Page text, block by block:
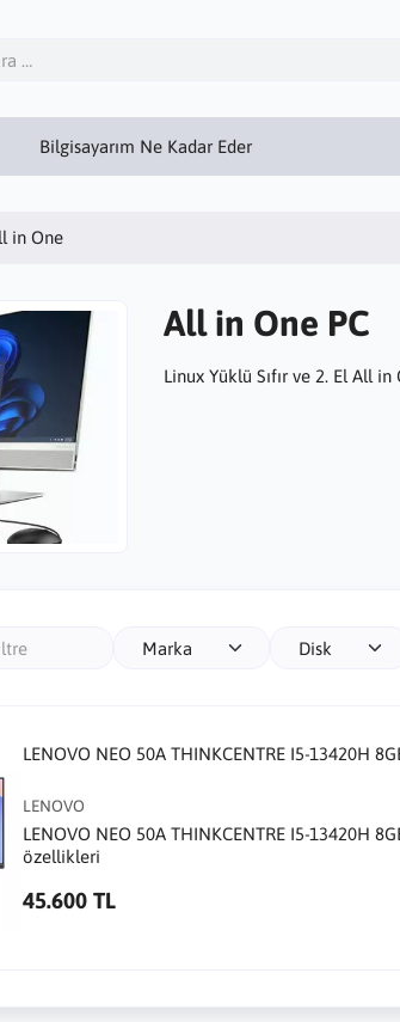
Bilgisayarım Ne Kadar Eder
in One
All in One PC
Linux Yüklü Sıfır ve 2. El All
Marka Disk
LENOVO NEO 50A THINKCENTRE I5-13420H
LENOVO
LENOVO NEO 50A THINKCENTRE I5-13420H
özellikleri
45.600 TL